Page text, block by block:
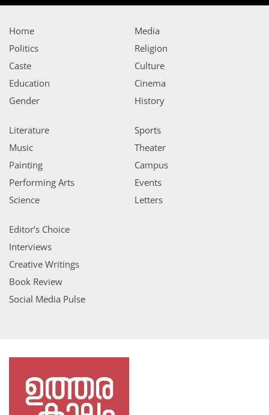
Home
Politics
Caste
Education
Gender
Media
Religion
Culture
Cinema
History
Literature
Music
Painting
Performing Arts
Science
Sports
Theater
Campus
Events
Letters
Editor’s Choice
Interviews
Creative Writings
Book Review
Social Media Pulse